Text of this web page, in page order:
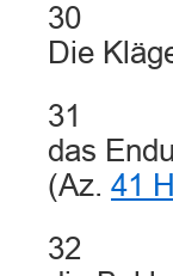
30
Die
31
das
(Az. 41
32